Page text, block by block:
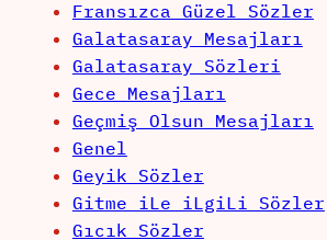
Fransızca Güzel Sözler
Galatasaray Mesajları
Galatasaray Sözleri
Gece Mesajları
Geçmiş Olsun Mesajları
Genel
Geyik Sözler
Gitme iLe iLgiLi Sözler
Gıcık Sözler